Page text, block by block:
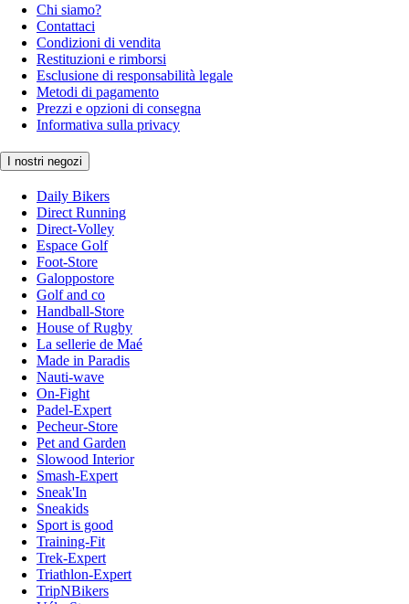
Chi siamo?
Contattaci
Condizioni di vendita
Restituzioni e rimborsi
Esclusione di responsabilità legale
Metodi di pagamento
Prezzi e opzioni di consegna
Informativa sulla privacy
I nostri negozi
Daily Bikers
Direct Running
Direct-Volley
Espace Golf
Foot-Store
Galoppostore
Golf and co
Handball-Store
House of Rugby
La sellerie de Maé
Made in Paradis
Nauti-wave
On-Fight
Padel-Expert
Pecheur-Store
Pet and Garden
Slowood Interior
Smash-Expert
Sneak'In
Sneakids
Sport is good
Training-Fit
Trek-Expert
Triathlon-Expert
TripNBikers